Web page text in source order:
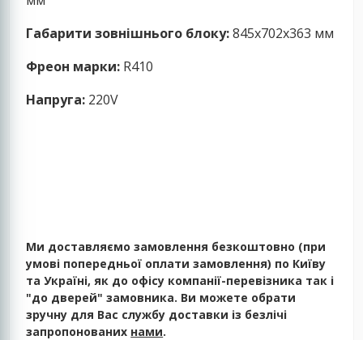
Габарити зовнішнього блоку:845x702x363 мм
Фреон марки: R410
Напруга: 220V
Ми доставляємо замовлення безкоштовно (при
умові попередньої оплати замовлення) по Київу
та Україні, як до офісу компанії-перевізника так і
"до дверей" замовника. Ви можете обрати
зручну для Вас службу доставки із безлічі
запропонованих нами.